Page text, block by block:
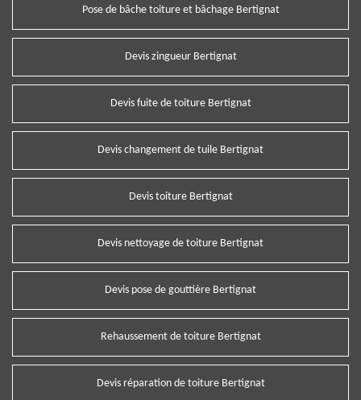
Pose de bâche toiture et bâchage Bertignat
Devis zingueur Bertignat
Devis fuite de toiture Bertignat
Devis changement de tuile Bertignat
Devis toiture Bertignat
Devis nettoyage de toiture Bertignat
Devis pose de gouttière Bertignat
Rehaussement de toiture Bertignat
Devis réparation de toiture Bertignat